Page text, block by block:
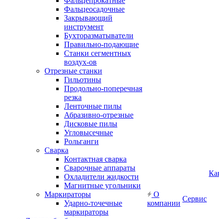
Фальцеосадочные
Закрывающий
инструмент
Бухторазматыватели
Правильно-подающие
Станки сегментных
воздух-ов
Отрезные станки
Гильотины
Продольно-поперечная
резка
Ленточные пилы
Абразивно-отрезные
Дисковые пилы
Угловысечные
Рольганги
Сварка
Контактная сварка
Сварочные аппараты
Охладители жидкости
Магнитные угольники
Маркираторы
Ударно-точечные
маркираторы
О
компании
Сервис